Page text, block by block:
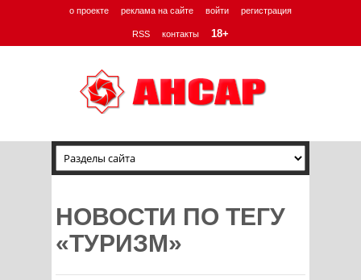
о проекте реклама на сайте войти регистрация
RSS контакты 18+
НОВОСТИ ПО ТЕГУ
«ТУРИЗМ»